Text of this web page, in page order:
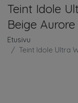
Teint Idole
Beige Aurore
Etusivu
Teint Idole Ultra